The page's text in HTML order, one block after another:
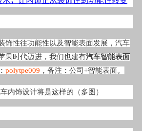
饰性往功能性以及智能表面发展，汽车
果时代迈进，我们也建有汽车智能表面
polytpe009 ，备注：公司+智能表面。